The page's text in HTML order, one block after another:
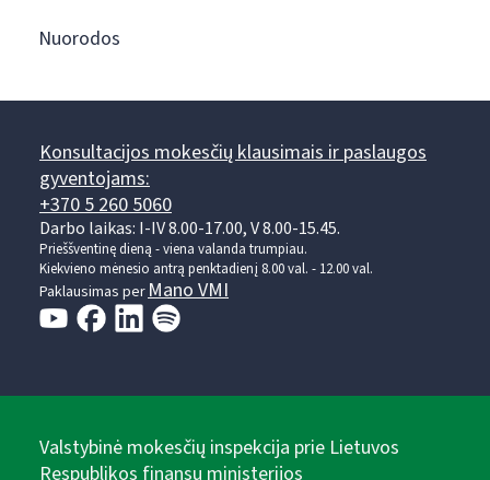
Nuorodos
Konsultacijos mokesčių klausimais ir paslaugos
gyventojams:
+370 5 260 5060
Darbo laikas: I-IV 8.00-17.00, V 8.00-15.45.
Prieššventinę dieną - viena valanda trumpiau.
Kiekvieno mėnesio antrą penktadienį 8.00 val. - 12.00 val.
Paklausimas perMano VMI
Valstybinė mokesčių inspekcija prie Lietuvos
Respublikos finansų ministerijos